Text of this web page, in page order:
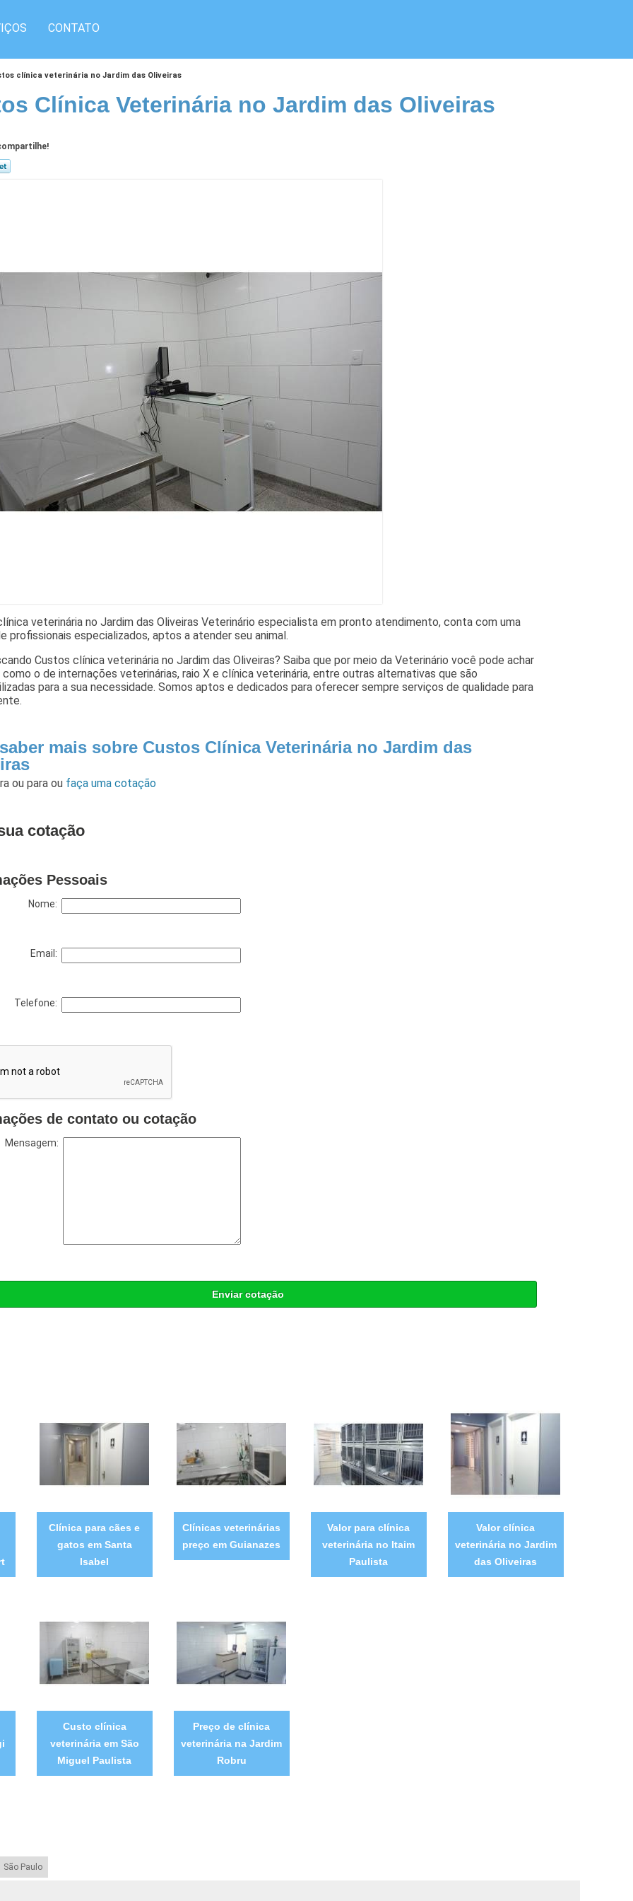
CONTATO
clínica veterinária no Jardim das Oliveiras
Clínica Veterinária no Jardim das Oliveiras
veterinária no Jardim das Oliveiras Veterinário especialista em pronto atendimento, conta com uma
profissionais especializados, aptos a atender seu animal.
Custos clínica veterinária no Jardim das Oliveiras? Saiba que por meio da Veterinário você pode achar
o de internações veterinárias, raio X e clínica veterinária, entre outras alternativas que são
para a sua necessidade. Somos aptos e dedicados para oferecer sempre serviços de qualidade para
mais sobre Custos Clínica Veterinária no Jardim das
ou paraou faça uma cotação
cotação
Pessoais
Nome:
Email:
Telefone:
de contato ou cotação
Mensagem:
Enviar cotação
Clínica para cães e
gatos em Santa
Isabel
Clínicas veterinárias
preço em Guianazes
Valor para clínica
veterinária no Itaim
Paulista
Valor clínica
veterinária no Jardim
das Oliveiras
Custo clínica
veterinária em São
Miguel Paulista
Preço de clínica
veterinária na Jardim
Robru
São Paulo